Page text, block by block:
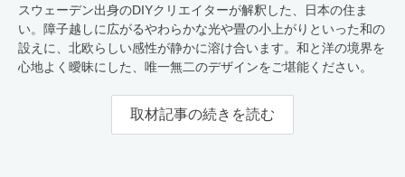
スウェーデン出身のDIYクリエイターが解釈した、日本の住ま
い。障子越しに広がるやわらかな光や畳の小上がりといった和の
設えに、北欧らしい感性が静かに溶け合います。和と洋の境界を
心地よく曖昧にした、唯一無二のデザインをご堪能ください。
取材記事の続きを読む